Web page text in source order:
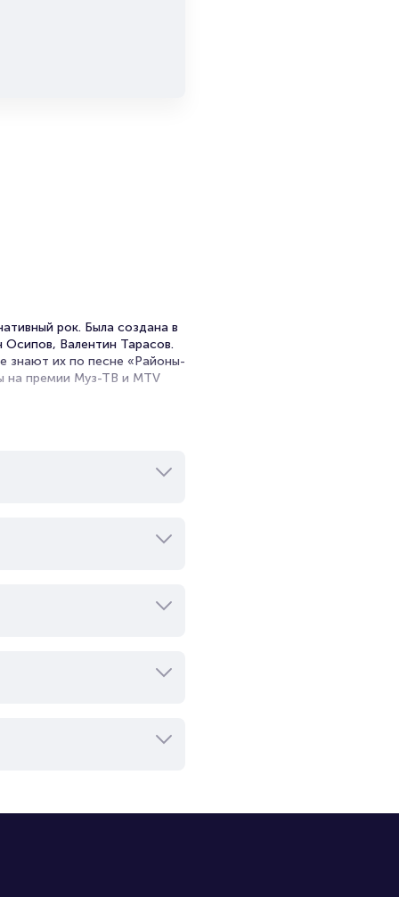
рок. Была создана в
Осипов, Валентин Тарасов.
знают их по песне «Районы-
на премии Муз-ТВ и MTV